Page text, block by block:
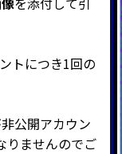
トにつき1回の
公開アカウン
りませんのでご